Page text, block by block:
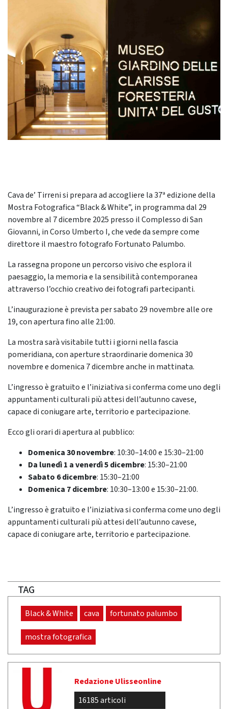
Cava de’ Tirreni si prepara ad accogliere la 37ª edizione della
Mostra Fotografica “Black & White”, in programma dal 29
novembre al 7 dicembre 2025 presso il Complesso di San
Giovanni, in Corso Umberto I, che vede da sempre come
direttore il maestro fotografo Fortunato Palumbo.
La rassegna propone un percorso visivo che esplora il
paesaggio, la memoria e la sensibilità contemporanea
attraverso l’occhio creativo dei fotografi partecipanti.
L’inaugurazione è prevista per sabato 29 novembre alle ore
19, con apertura fino alle 21:00.
La mostra sarà visitabile tutti i giorni nella fascia
pomeridiana, con aperture straordinarie domenica 30
novembre e domenica 7 dicembre anche in mattinata.
L’ingresso è gratuito e l’iniziativa si conferma come uno degli
appuntamenti culturali più attesi dell’autunno cavese,
capace di coniugare arte, territorio e partecipazione.
Ecco gli orari di apertura al pubblico:
Domenica 30 novembre: 10:30–14:00 e 15:30–21:00
Da lunedì 1 a venerdì 5 dicembre: 15:30–21:00
Sabato 6 dicembre: 15:30–21:00
Domenica 7 dicembre: 10:30–13:00 e 15:30–21:00.
L’ingresso è gratuito e l’iniziativa si conferma come uno degli
appuntamenti culturali più attesi dell’autunno cavese,
capace di coniugare arte, territorio e partecipazione.
TAG
Black & White cava fortunato palumbo
mostra fotografica
Redazione Ulisseonline
16185 articoli